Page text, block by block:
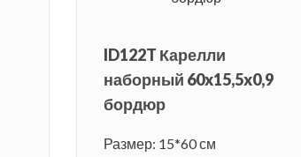
ID122T Карелли
наборный 60x15,5x0,9
бордюр
Размер: 15*60 см